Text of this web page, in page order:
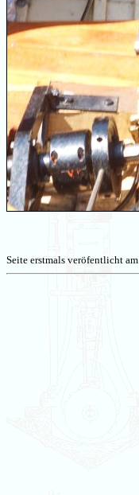
Seite erstmals veröfentlicht am